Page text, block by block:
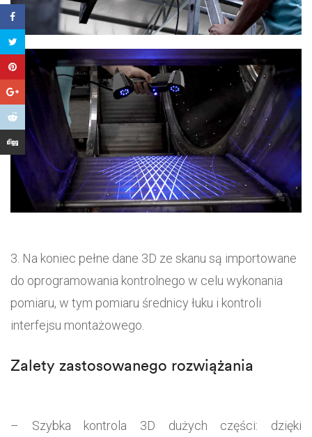
3. Na koniec pełne dane 3D ze skanu są importowane
do oprogramowania kontrolnego w celu wykonania
pomiaru, w tym pomiaru średnicy łuku i kontroli
interfejsu montażowego.
Zalety zastosowanego rozwiążania
– Szybka kontrola 3D dużych części: dzięki